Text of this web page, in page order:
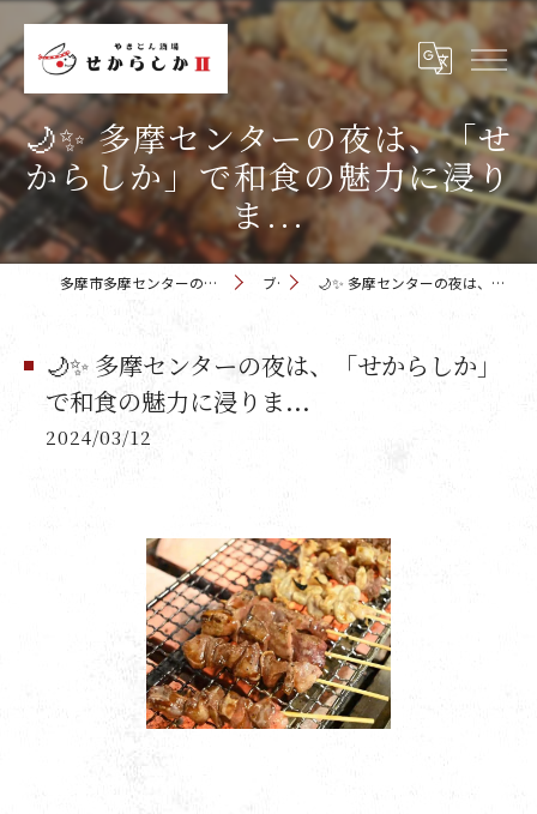
🌙✨ 多摩センターの夜は、「せ
からしか」で和食の魅力に浸り
ま...
多摩市多摩センターの居酒屋 せからしか 多摩センター店 ブログ 🌙✨ 多摩センターの夜は、「せからしか」で和食の魅力に浸りま...
🌙✨ 多摩センターの夜は、「せからしか」
で和食の魅力に浸りま...
2024/03/12